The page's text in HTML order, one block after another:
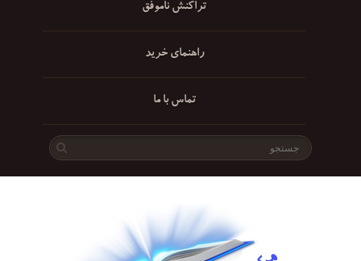
تراکنش ناموفق
راهنمای خرید
تماس با ما